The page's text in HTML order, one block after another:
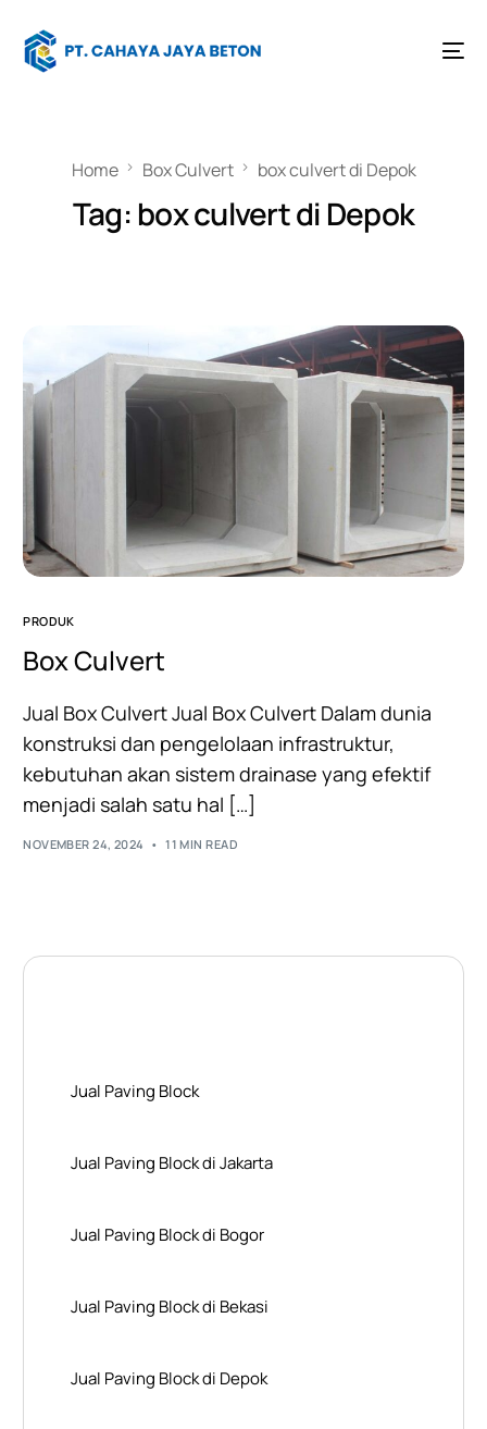
Home Box Culvert box culvert di Depok
Tag: box culvert di Depok
PRODUK
Box Culvert
Jual Box Culvert Jual Box Culvert Dalam dunia
konstruksi dan pengelolaan infrastruktur,
kebutuhan akan sistem drainase yang efektif
menjadi salah satu hal […]
NOVEMBER 24, 2024 11 MIN READ
Jual Paving Block
Jual Paving Block di Jakarta
Jual Paving Block di Bogor
Jual Paving Block di Bekasi
Jual Paving Block di Depok